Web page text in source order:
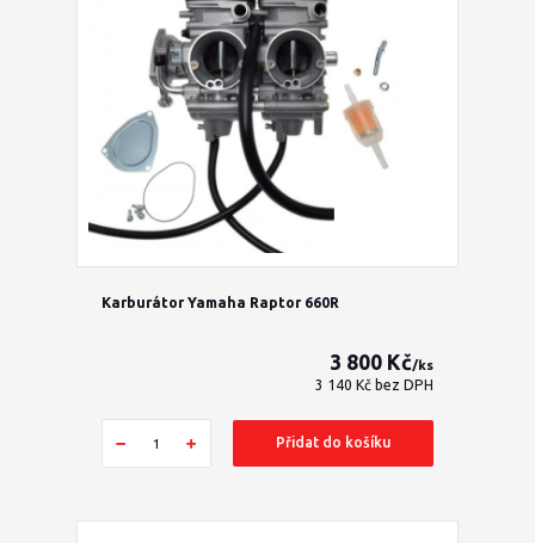
Karburátor Yamaha Raptor 660R
3 800 Kč/ks
3 140 Kč bez DPH
Přidat do košíku